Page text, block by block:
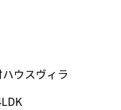
ウスヴィラ